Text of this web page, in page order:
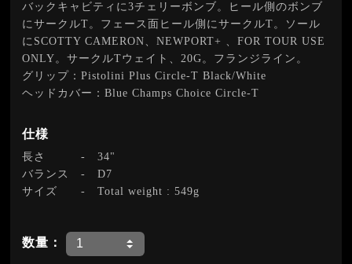
バックキャビティに3チェリーボンブ。ヒール側のボンブ
にサークルT。フェース面ヒール側にサークルT。ソール
にSCOTTY CAMERON、NEWPORT+ 、FOR TOUR USE
ONLY。サークルTウェイト、20G。フランジライン。
グリップ：Pistolini Plus Circle-T Black/White
ヘッドカバー：Blue Champs Choice Circle-T
仕様
長さ -34"
バランス
-D7
サイズ
-Total weight : 549g
数量：